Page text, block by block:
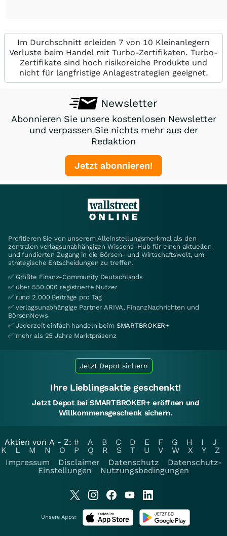
Im Durchschnitt erleiden 7 von 10 Kleinanlegern
Verluste beim Handel mit Turbo-Zertifikaten. Turbo-
Zertifikate sind hoch risikoreiche Produkte und
nicht für langfristige Anlagestrategien geeignet.
Newsletter
Abonnieren Sie unsere kostenlosen Newsletter
und verpassen Sie nichts mehr aus der
Redaktion
Jetzt abonnieren!
Profitieren Sie von unserem Alleinstellungsmerkmal als den
zentralen verlagsunabhängigen Wissens-Hub für einen aktuellen
und fundierten Zugang in die Börsen- und Wirtschaftswelt, um
strategische Entscheidungen zu treffen.
✅ Größte Finanz-Community Deutschlands
✅ über 550.000 registrierte Nutzer
✅ rund 2.000 Beiträge pro Tag
✅ verlagsunabhängige Partner ARIVA, FinanzNachrichten und
BörsenNews
✅ Jederzeit einfach handeln beim SMARTBROKER+
✅ mehr als 25 Jahre Marktpräsenz
Jetzt Depot sichern
Ihre Lieblingsaktie geschenkt!
Jetzt Depot bei SMARTBROKER+ eröffnen und
Willkommensgeschenk sichern.
Aktien von A - Z: # A B C D E F G H I
J
K
L M N O P Q R S T U V W X Y
Z
Impressum
Disclaimer Datenschutz
Datenschutz-
Einstellungen
Nutzungsbedingungen
Unsere Apps: